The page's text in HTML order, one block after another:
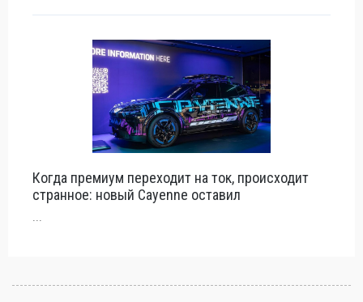
Когда премиум переходит на ток, происходит
странное: новый Cayenne оставил
...